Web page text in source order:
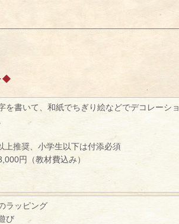
を書いて、和紙でちぎり絵などでデコレーショ
上推奨、小学生以下は付添必須
円（教材費込み）
ラッピング
び